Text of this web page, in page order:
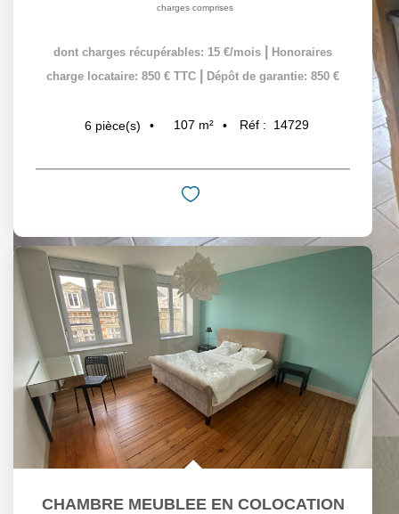
charges comprises
dont charges récupérables: 15 €/mois
Honoraires
charge locataire: 850 € TTC
Dépôt de garantie: 850 €
6 pièce(s) 107 m² Réf : 14729
CHAMBRE MEUBLEE EN COLOCATION